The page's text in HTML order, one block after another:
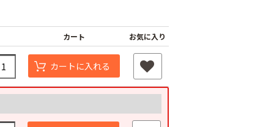
カート お気に入り
カートに入れる